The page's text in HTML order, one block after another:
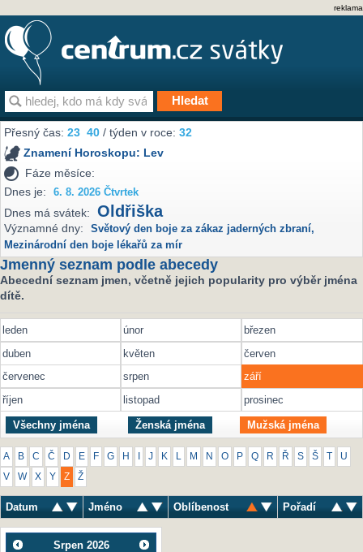
reklama
Přesný čas:23 40 / týden v roce:32
Znamení Horoskopu: Lev
Fáze měsíce:
Dnes je:
6. 8. 2026 Čtvrtek
Dnes má svátek: Oldřiška
Významné dny: Světový den boje za zákaz jaderných zbraní,
Mezinárodní den boje lékařů za mír
Jmenný seznam podle abecedy
Abecední seznam jmen, včetně jejich popularity pro výběr jména
dítě.
leden únor
březen
duben
květen
červen
červenec
srpen
září
říjen
listopad prosinec
Všechny jména Ženská jména Mužská jména
A B C Č D E F G H J K M N O P Q R Ř S Š U
V W X Y Z Ž
Datum Jméno Oblíbenost Pořadí
Srpen 2026